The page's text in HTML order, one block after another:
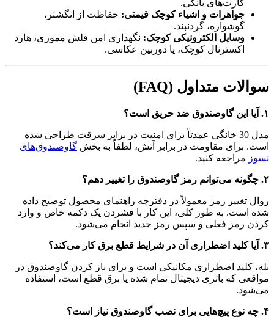
کارت‌های بانکی.
جواهرات و اشیاء کوچک قیمتی: حفاظت از انگشتر،
گوشواره، گردنبند.
وسایل الکترونیکی کوچک: نگهداری امن فلش مموری، هارد
اکسترنال کوچک، یا دوربین عکاسی.
سوالات متداول (FAQ)
۱. آیا این گاوصندوق ضد حریق است؟
مدل 30 خانگی عمدتاً برای امنیت در برابر سرقت طراحی شده
است. برای مقاومت در برابر آتش، لطفاً به بخش گاوصندوق‌های
نسوز مراجعه کنید.
۲. چگونه می‌توانم رمز گاوصندوق را تغییر دهم؟
روال تغییر رمز معمولاً در دفترچه راهنمای محصول توضیح داده
شده است. به طور کلی، این کار با فشردن یک دکمه خاص و وارد
کردن رمز فعلی و سپس رمز جدید انجام می‌شود.
۳. آیا کلید اضطراری آن در شرایط قطع برق کار می‌کند؟
بله، کلید اضطراری مکانیکی است و برای باز کردن گاوصندوق در
مواقعی که باتری دیجیتال تمام شده یا برق قطع است، استفاده
می‌شود.
۴. چه نوع پیچ‌هایی برای نصب گاوصندوق نیاز است؟